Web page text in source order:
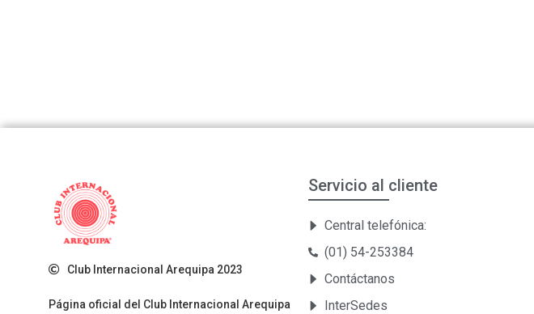
Club Internacional Arequipa 2023
Página oficial del Club Internacional Arequipa
Servicio al cliente
Central telefónica:
(01) 54-253384
Contáctanos
InterSedes